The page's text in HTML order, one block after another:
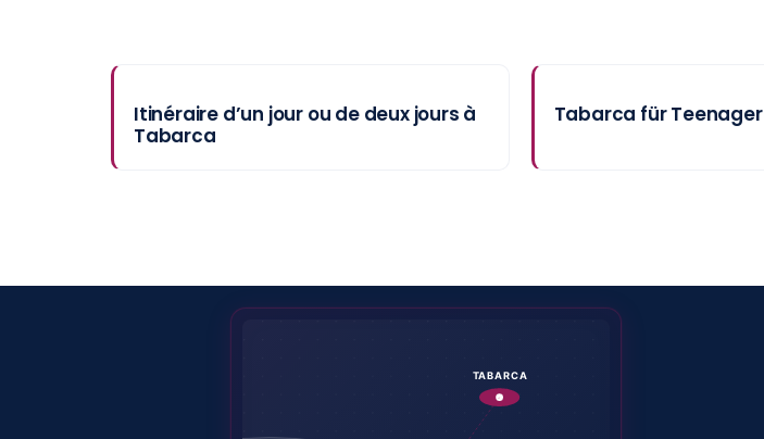
Itinéraire d’un jour ou de deux jours à
Tabarca
Tabarca für Teenager
TABARCA